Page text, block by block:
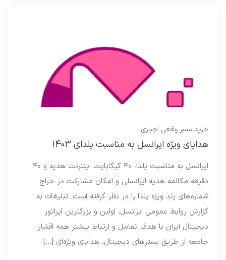
خرید ممبر واقعی اجباری
هدایای ویژه ایرانسل به مناسبت یلدای ۱۴۰۳
ایرانسل به مناسبت یلدا، ۴۰ گیگابایت اینترنت هدیه و ۴۰
دقیقه مکالمه هدیه ایرانسلی و امکان مشارکت در حراج
شماره‌های رند ویژه یلدا را در نظر گرفته است. تبلیغات به
گزارش روابط عمومی ایرانسل، اولین و بزرگترین اپراتور
دیجیتال ایران با هدف تعامل و ارتباط بیشتر همه اقشار
جامعه از طریق بسترهای دیجیتال، هدایای ویژه‌ای […]